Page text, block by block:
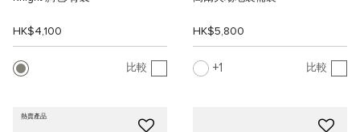
HK$4,100
比較
HK$5,800
1 比較
熱賣產品